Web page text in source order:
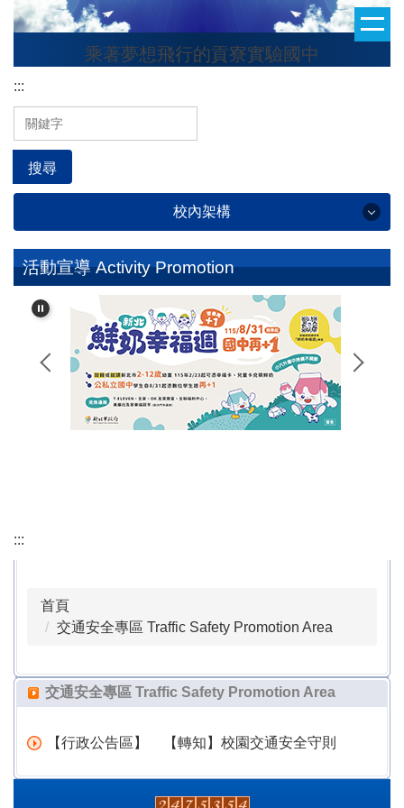
跳
到
區
乘著夢想飛行的貢寮實驗國中
:::
搜尋
校內架構
學校簡介 School Profile
行政處室 Administrative Office
校友專區 Alumni Section
班級整潔秩序評分 Classroom Cleanliness and
Orderliness Score
會議記錄 Minutes of the Meeting
公職人員利益衝突迴避專區 Conflict of Interest
Avoidance Section for Public Officials
校外人士協助教學或活動專區 Special Area for Off-
Activities
戶外教育活動專區 Outdoor Education Activity Area
活動宣導 Activity Promotion
:::
首頁
交通安全專區 Traffic Safety Promotion Area
交通安全專區 Traffic Safety Promotion Area
【行政公告區】 【轉知】校園交通安全守則